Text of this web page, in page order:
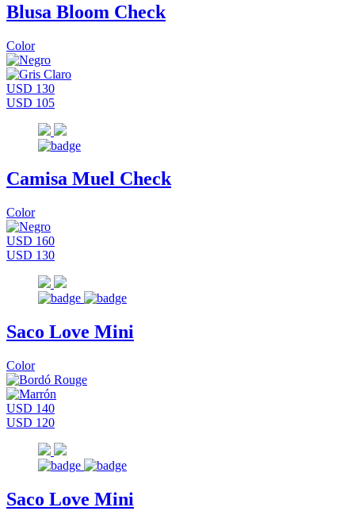
Blusa Bloom Check
Color
USD 130
USD 105
Camisa Muel Check
Color
USD 160
USD 130
Saco Love Mini
Color
USD 140
USD 120
Saco Love Mini